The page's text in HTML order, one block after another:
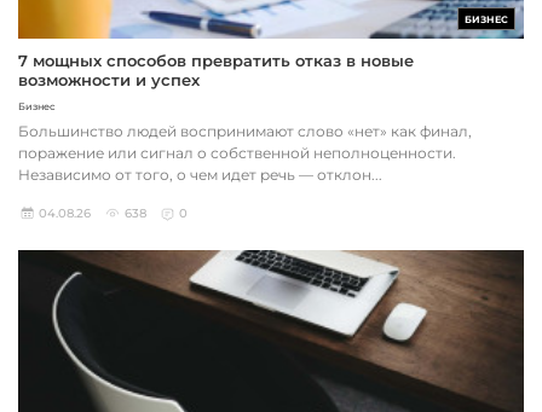
БИЗНЕС
7 мощных способов превратить отказ в новые
возможности и успех
Бизнес
Большинство людей воспринимают слово «нет» как финал,
поражение или сигнал о собственной неполноценности.
Независимо от того, о чем идет речь — отклон...
04.08.26 638 0